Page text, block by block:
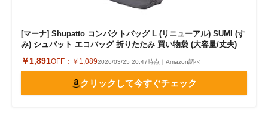
[マーナ] Shupatto コンパクトバッグ L (リニューアル) SUMI (す
み) シュパット エコバッグ 折りたたみ 買い物袋 (大容量/丈夫)
￥1,891OFF： ￥1,0892026/03/25 20:47時点｜Amazon調べ
クリックして今すぐチェック